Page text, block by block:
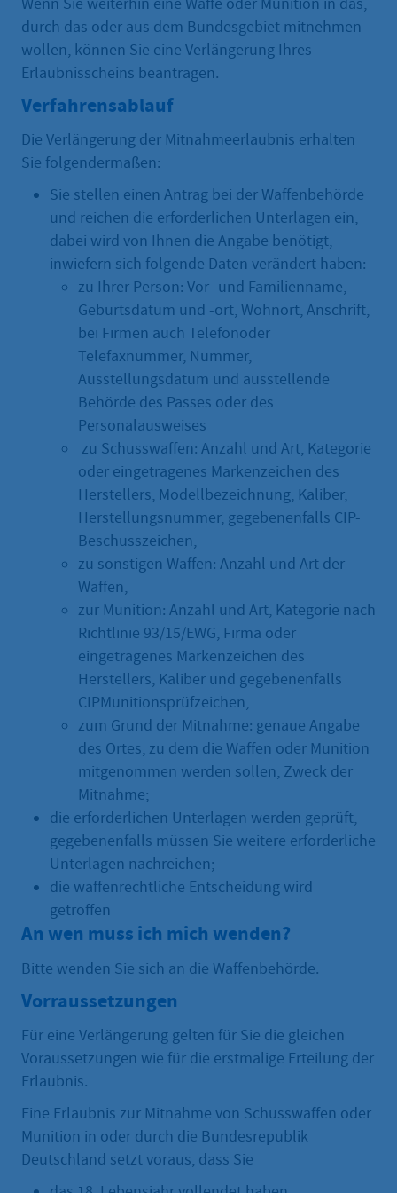
Wenn Sie weiterhin eine Waffe oder Munition in das,
durch das oder aus dem Bundesgebiet mitnehmen
wollen, können Sie eine Verlängerung Ihres
Erlaubnisscheins beantragen.
Verfahrensablauf
Die Verlängerung der Mitnahmeerlaubnis erhalten
Sie folgendermaßen:
Sie stellen einen Antrag bei der Waffenbehörde
und reichen die erforderlichen Unterlagen ein,
dabei wird von Ihnen die Angabe benötigt,
inwiefern sich folgende Daten verändert haben:
zu Ihrer Person: Vor- und Familienname,
Geburtsdatum und -ort, Wohnort, Anschrift,
bei Firmen auch Telefonoder
Telefaxnummer, Nummer,
Ausstellungsdatum und ausstellende
Behörde des Passes oder des
Personalausweises
zu Schusswaffen: Anzahl und Art, Kategorie
oder eingetragenes Markenzeichen des
Herstellers, Modellbezeichnung, Kaliber,
Herstellungsnummer, gegebenenfalls CIP-
Beschusszeichen,
zu sonstigen Waffen: Anzahl und Art der
Waffen,
zur Munition: Anzahl und Art, Kategorie nach
Richtlinie 93/15/EWG, Firma oder
eingetragenes Markenzeichen des
Herstellers, Kaliber und gegebenenfalls
CIPMunitionsprüfzeichen,
zum Grund der Mitnahme: genaue Angabe
des Ortes, zu dem die Waffen oder Munition
mitgenommen werden sollen, Zweck der
Mitnahme;
die erforderlichen Unterlagen werden geprüft,
gegebenenfalls müssen Sie weitere erforderliche
Unterlagen nachreichen;
die waffenrechtliche Entscheidung wird
getroffen
An wen muss ich mich wenden?
Bitte wenden Sie sich an die Waffenbehörde.
Vorraussetzungen
Für eine Verlängerung gelten für Sie die gleichen
Voraussetzungen wie für die erstmalige Erteilung der
Erlaubnis.
Eine Erlaubnis zur Mitnahme von Schusswaffen oder
Munition in oder durch die Bundesrepublik
Deutschland setzt voraus, dass Sie